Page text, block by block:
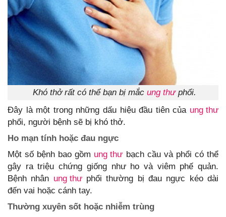
Khó thở rất có thể bạn bị mắc ung thưphổi.
Đây là một trong những dấu hiệu đầu tiên của ung thư
phổi, người bệnh sẽ bị khó thở.
Ho mạn tính hoặc đau ngực
Một số bệnh bao gồm ung thư bạch cầu và phổi có thể
gây ra triệu chứng giống như ho và viêm phế quản.
Bệnh nhân ung thưphổi thường bị đau ngực kéo dài
đến vai hoặc cánh tay.
Thường xuyên sốt hoặc nhiễm trùng